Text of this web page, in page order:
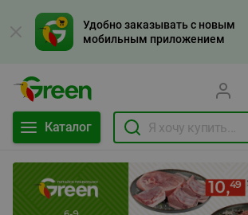
Удобно заказывать с новым
мобильным приложением
Каталог